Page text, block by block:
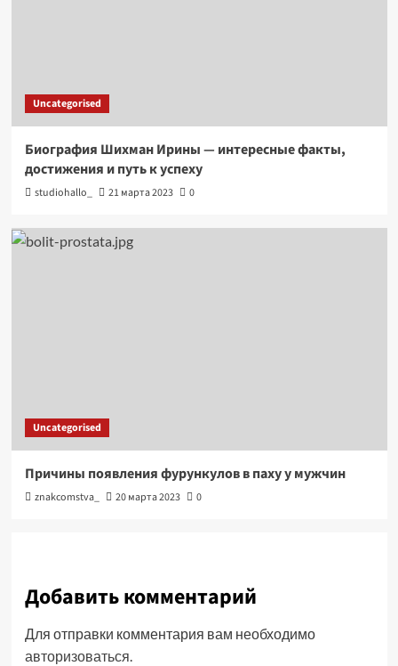
Uncategorised
Биография Шихман Ирины — интересные факты,
достижения и путь к успеху
studiohallo_ 21 марта 2023 0
Uncategorised
Причины появления фурункулов в паху у мужчин
znakcomstva_ 20 марта 2023 0
Добавить комментарий
Для отправки комментария вам необходимо
авторизоваться.